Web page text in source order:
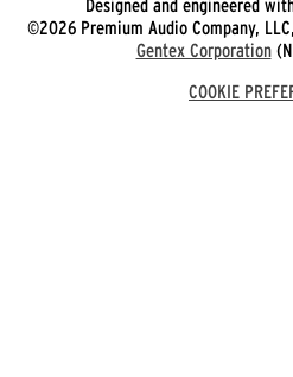
Designed and engineered
©2026 Premium Audio Company,
Gentex Corporation
COOKIE